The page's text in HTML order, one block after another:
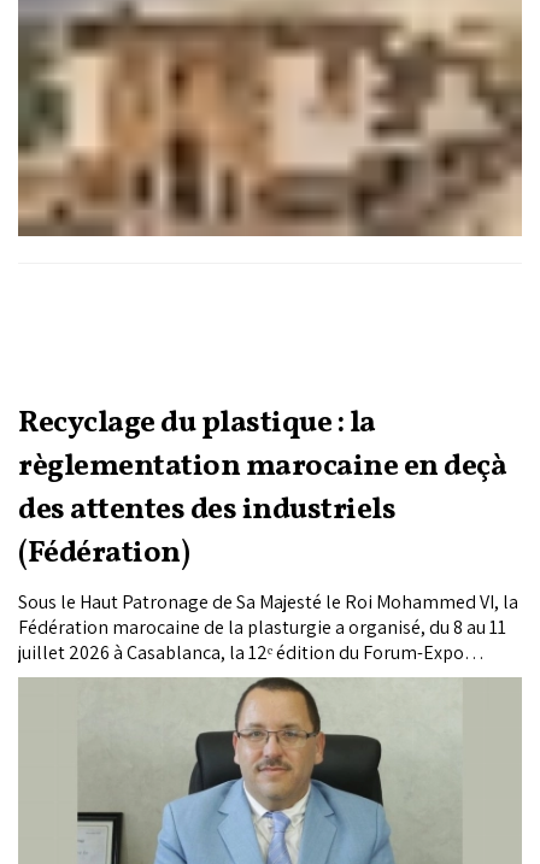
Recyclage du plastique : la
règlementation marocaine en deçà
des attentes des industriels
(Fédération)
Sous le Haut Patronage de Sa Majesté le Roi Mohammed VI, la
Fédération marocaine de la plasturgie a organisé, du 8 au 11
juillet 2026 à Casablanca, la 12ᵉ édition du Forum-Expo
international de plasturgie, le 6ᵉ Salon international des
solutions d’emballage, d’impression et de logistique de
proximité et le 2ᵉ Global Green Plast. Réunissant plus de 320
exposants issus de 32 pays et près de 20.000 visiteurs
professionnels, ces rendez-vous ont mis en lumière les
innovations du secteur, les enjeux de décarbonation,
d’économie circulaire et de compétitivité industrielle.
S’exprimant à l’ouverture de ces salons, le ministre de